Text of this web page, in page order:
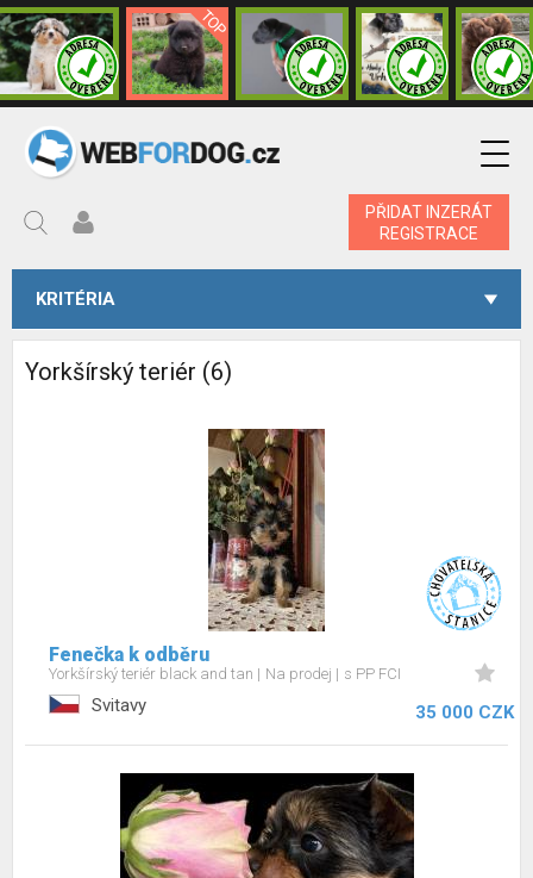
PŘIDAT INZERÁT
REGISTRACE
KRITÉRIA
Yorkšírský teriér (6)
Fenečka k odběru
Yorkšírský teriér black and tan Na prodej s PP FCI
Svitavy 35 000 CZK